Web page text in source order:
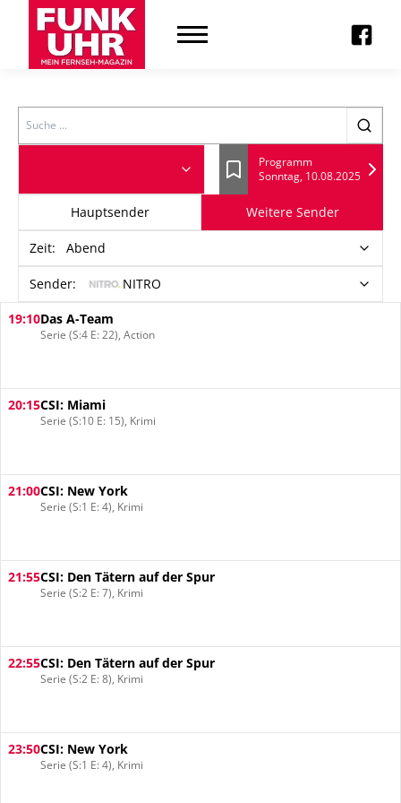
Search
Lesezeichen
Programm
Sonntag, 10.08.2025
Hauptsender Weitere Sender
Zeit: Abend
Sender: NITRO
19:10Das A-Team
Serie (S:4 E: 22), Action
20:15CSI: Miami
Serie (S:10 E: 15), Krimi
21:00CSI: New York
Serie (S:1 E: 4), Krimi
21:55CSI: Den Tätern auf der Spur
Serie (S:2 E: 7), Krimi
22:55CSI: Den Tätern auf der Spur
Serie (S:2 E: 8), Krimi
23:50CSI: New York
Serie (S:1 E: 4), Krimi